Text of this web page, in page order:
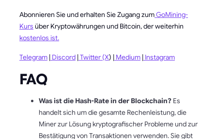
Abonnieren Sie und erhalten Sie Zugang zumGoMining-
Kurs über Kryptowährungen und Bitcoin, der weiterhin
kostenlos ist.
Telegram | Discord |Twitter (X) | Medium | Instagram
FAQ
Was ist die Hash-Rate in der Blockchain? Es
handelt sich um die gesamte Rechenleistung, die
Miner zur Lösung kryptografischer Probleme und zur
Bestätigung von Transaktionen verwenden. Sie gibt